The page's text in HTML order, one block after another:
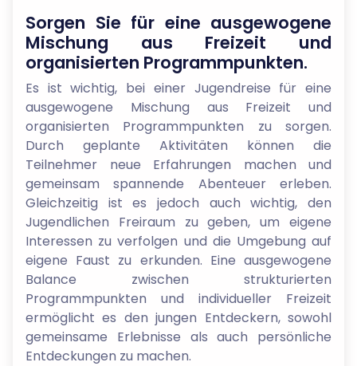
Sorgen Sie für eine ausgewogene
Mischung aus Freizeit und
organisierten Programmpunkten.
Es ist wichtig, bei einer Jugendreise für eine
ausgewogene Mischung aus Freizeit und
organisierten Programmpunkten zu sorgen.
Durch geplante Aktivitäten können die
Teilnehmer neue Erfahrungen machen und
gemeinsam spannende Abenteuer erleben.
Gleichzeitig ist es jedoch auch wichtig, den
Jugendlichen Freiraum zu geben, um eigene
Interessen zu verfolgen und die Umgebung auf
eigene Faust zu erkunden. Eine ausgewogene
Balance zwischen strukturierten
Programmpunkten und individueller Freizeit
ermöglicht es den jungen Entdeckern, sowohl
gemeinsame Erlebnisse als auch persönliche
Entdeckungen zu machen.